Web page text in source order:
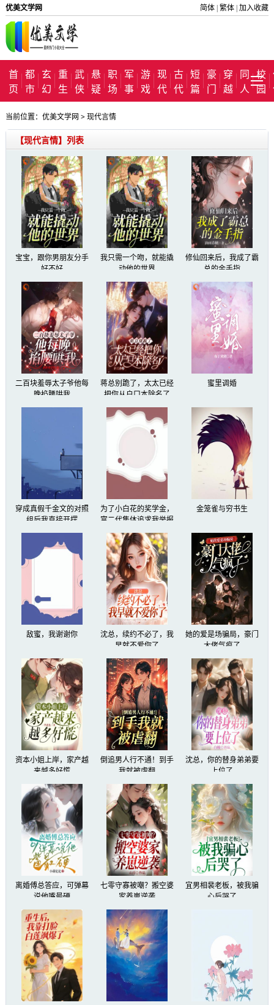
优美文学网 简体 |繁体 |加入收藏
首
页
都
市
玄
幻
重
生
武
侠
悬
疑
职
场
军
事
游
戏
现
代
古
代
短
篇
豪
门
穿
越
同
人
校
园
当前位置： 优美文学网 >现代言情
【现代言情】列表
宝宝，跟你男朋友分手
好不好
我只需一个吻，就能撬
动他的世界
修仙回来后，我成了霸
总的金手指
二百块羞辱太子爷他每
晚掐腰哄我
蒋总别跪了，太太已经
把你从户口本除名了
蜜里调婚
穿成真假千金文的对照
组后我直接开摆
为了小白花的奖学金，
富二代集体追求我举报
我烂交
金笼雀与穷书生
敌蜜，我谢谢你
沈总，续约不必了，我
早就不爱你了
她的爱是场骗局，豪门
大佬气疯了
资本小姐上岸，家产越
来越多好慌
倒追男人行不通！到手
我就被虐翻
沈总，你的替身弟弟要
上位了
离婚傅总答应，可弹幕
说他嘴最硬
七零守寡被嘲？搬空婆
家养崽逆袭
宜男相裴老板，被我骗
心后哭了